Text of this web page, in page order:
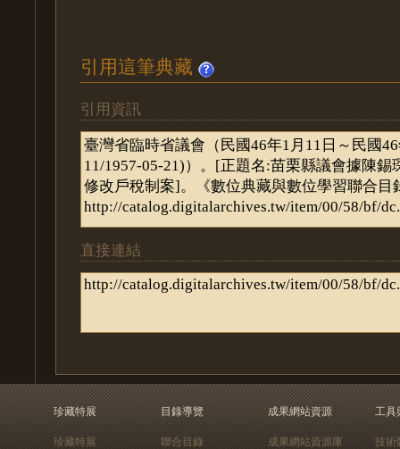
引用這筆典藏
引用資訊
直接連結
珍藏特展
珍藏特展
目錄導覽
聯合目錄
成果網站資源
成果網站資源庫
工具
技術